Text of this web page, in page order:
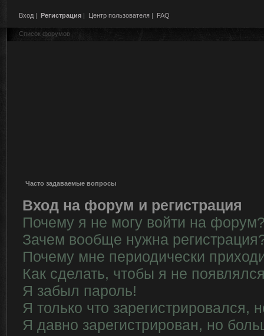
Вход | Регистрация | Центр пользователя | FAQ
Список форумов
Часто задаваемые вопросы
Вход на форум и регистрация
Почему я не могу войти на
Зачем вообще нужна
Почему мне периодически
Как сделать, чтобы я не
Я забыл пароль!
Я только что зарегистрировался,
Я давно зарегистрирован, но